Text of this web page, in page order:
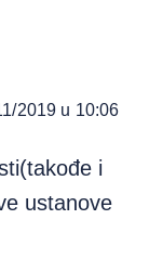
2019 u 10:06
i
ustanove